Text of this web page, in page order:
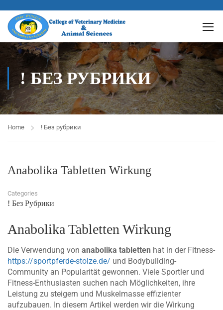
! БЕЗ РУБРИКИ
Home ! Без рубрики
Anabolika Tabletten Wirkung
Categories
! Без Рубрики
Anabolika Tabletten Wirkung
Die Verwendung von anabolika tabletten hat in der Fitness-
https://sportpferde-stolze.de/ und Bodybuilding-
Community an Popularität gewonnen. Viele Sportler und
Fitness-Enthusiasten suchen nach Möglichkeiten, ihre
Leistung zu steigern und Muskelmasse effizienter
aufzubauen. In diesem Artikel werden wir die Wirkung